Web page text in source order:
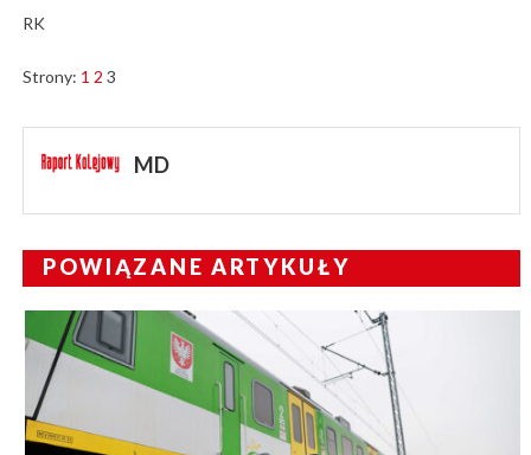
RK
Strony: 1 2 3
MD
POWIĄZANE ARTYKUŁY